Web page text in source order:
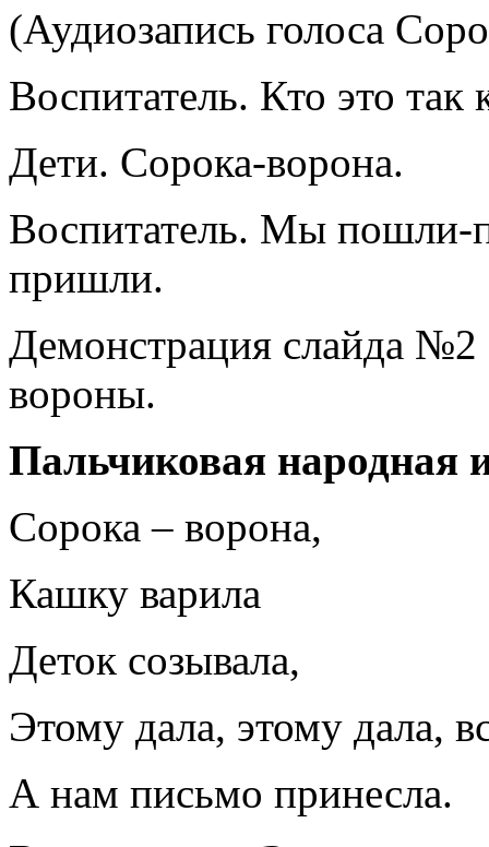
(Аудиозапись голоса
Воспитатель. Кто это так
Дети. Сорока-ворона.
Воспитатель. Мы пошли-
пришли.
Демонстрация слайда
вороны.
Пальчиковая народная
Сорока – ворона,
Кашку варила
Деток созывала,
Этому дала, этому дала,
А нам письмо принесла.